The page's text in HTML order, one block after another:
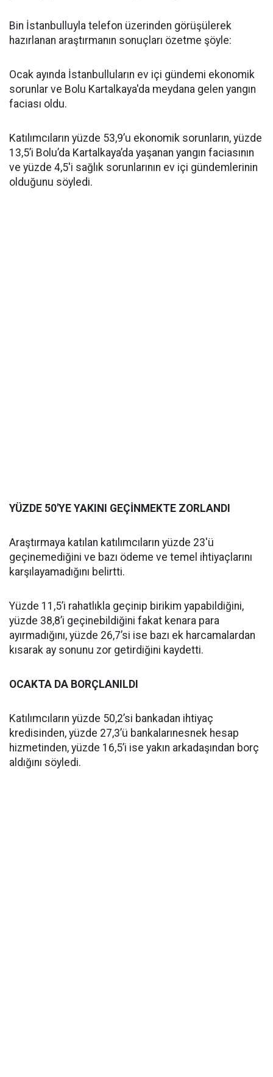
Bin İstanbulluyla telefon üzerinden görüşülerek
hazırlanan araştırmanın sonuçları özetme şöyle:
Ocak ayında İstanbulluların ev içi gündemi ekonomik
sorunlar ve Bolu Kartalkaya'da meydana gelen yangın
faciası oldu.
Katılımcıların yüzde 53,9’u ekonomik sorunların, yüzde
13,5’i Bolu’da Kartalkaya’da yaşanan yangın faciasının
ve yüzde 4,5'i sağlık sorunlarının ev içi gündemlerinin
olduğunu söyledi.
YÜZDE 50'YE YAKINI GEÇİNMEKTE ZORLANDI
Araştırmaya katılan katılımcıların yüzde 23'ü
geçinemediğini ve bazı ödeme ve temel ihtiyaçlarını
karşılayamadığını belirtti.
Yüzde 11,5’i rahatlıkla geçinip birikim yapabildiğini,
yüzde 38,8’i geçinebildiğini fakat kenara para
ayırmadığını, yüzde 26,7’si ise bazı ek harcamalardan
kısarak ay sonunu zor getirdiğini kaydetti.
OCAKTA DA BORÇLANILDI
Katılımcıların yüzde 50,2’si bankadan ihtiyaç
kredisinden, yüzde 27,3’ü bankalarınesnek hesap
hizmetinden, yüzde 16,5’i ise yakın arkadaşından borç
aldığını söyledi.